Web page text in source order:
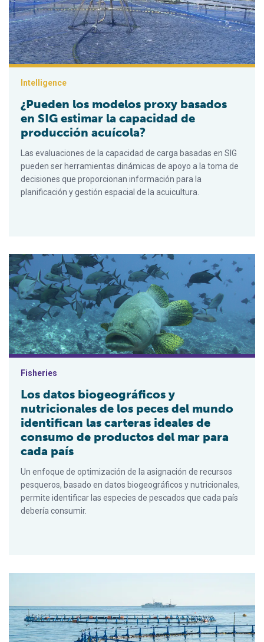
Intelligence
¿Pueden los modelos proxy basados
en SIG estimar la capacidad de
producción acuícola?
Las evaluaciones de la capacidad de carga basadas en SIG
pueden ser herramientas dinámicas de apoyo a la toma de
decisiones que proporcionan información para la
planificación y gestión espacial de la acuicultura.
Los datos biogeográficos y nutricionales de los peces del
Fisheries
Los datos biogeográficos y
nutricionales de los peces del mundo
identifican las carteras ideales de
consumo de productos del mar para
cada país
Un enfoque de optimización de la asignación de recursos
pesqueros, basado en datos biogeográficos y nutricionales,
permite identificar las especies de pescados que cada país
debería consumir.